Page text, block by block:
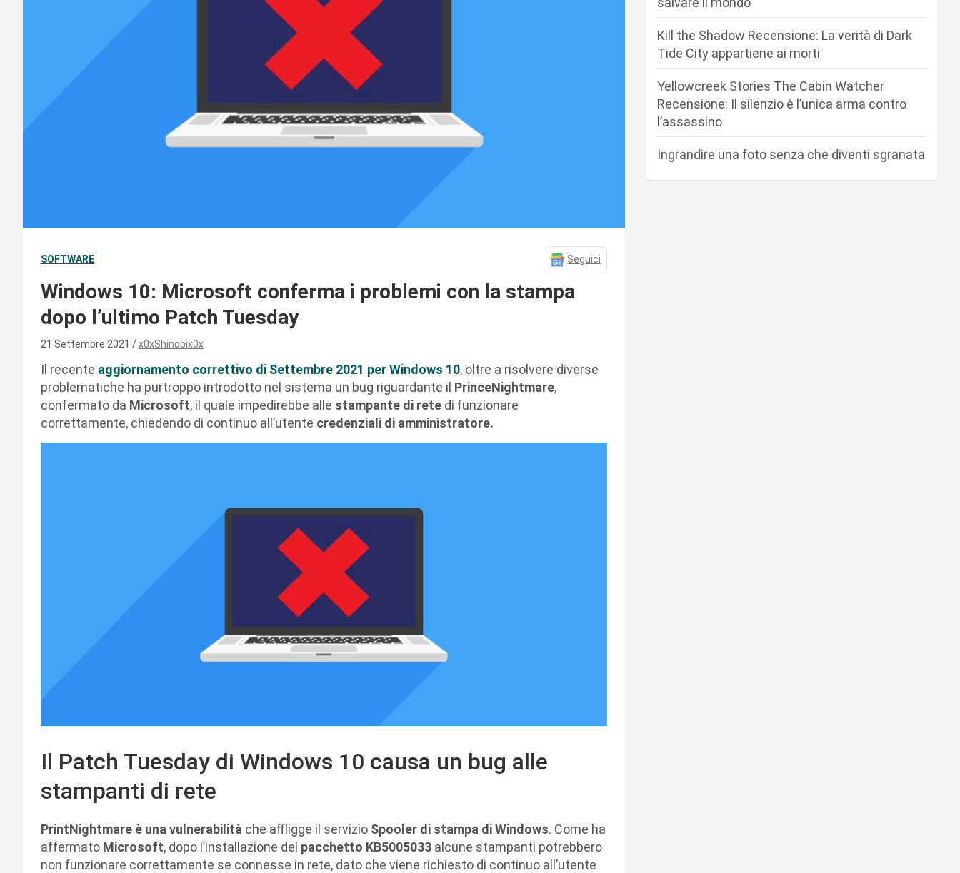
SOFTWARE Seguici
Windows 10: Microsoft conferma i problemi con la stampa
dopo l’ultimo Patch Tuesday
21 Settembre 2021 x0xShinobix0x
Il recente aggiornamento correttivo di Settembre 2021 per Windows 10, oltre a risolvere diverse
problematiche ha purtroppo introdotto nel sistema un bug riguardante il PrinceNightmare,
confermato da Microsoft, il quale impedirebbe alle stampante di rete di funzionare
correttamente, chiedendo di continuo all’utente credenziali di amministratore.
Il Patch Tuesday di Windows 10 causa un bug alle
stampanti di rete
PrintNightmare è una vulnerabilità che affligge il servizio Spooler di stampa di Windows. Come ha
affermato Microsoft, dopo l’installazione del pacchetto KB5005033 alcune stampanti potrebbero
non funzionare correttamente se connesse in rete, dato che viene richiesto di continuo all’utente
Kill the Shadow Recensione: La verità di Dark
Tide City appartiene ai morti
Yellowcreek Stories The Cabin Watcher
Recensione: Il silenzio è l’unica arma contro
l’assassino
Ingrandire una foto senza che diventi sgranata